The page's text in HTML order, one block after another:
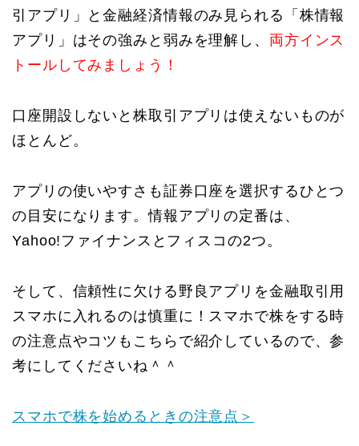
引アプリ」と金融経済情報のみ見られる「株情報
アプリ」はその強みと弱みを理解し、 両方インス
トールしてみましょう！
口座開設しないと株取引アプリは使えないものが
ほとんど。
アプリの使いやすさも証券口座を選択するひとつ
の目安になります。情報アプリの定番は、
Yahoo!ファイナンスとフィスコの2つ。
そして、信頼性に欠ける野良アプリを金融取引用
スマホに入れるのは慎重に！スマホで株をする時
の注意点やコツもこちらで紹介しているので、参
考にしてくださいね＾＾
スマホで株を始めるときの注意点＞